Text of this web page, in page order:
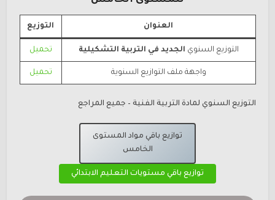
العنوان التوزيع
التوزيع السنوي الجديد في التربية التشكيلية تحميل
واجهة ملف التوازيع السنوية تحميل
التوزيع السنوي لمادة التربية الفنية – جميع المراجع
توازيع باقي مواد المستوى
الخامس
توازيع باقي مستويات التعليم الابتدائي